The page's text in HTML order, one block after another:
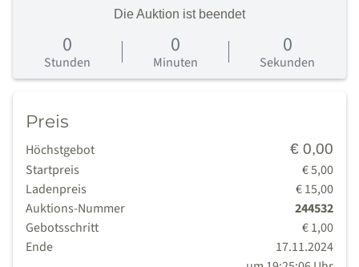
Die Auktion ist beendet
0
Stunden
0
Minuten
0
Sekunden
Preis
Höchstgebot € 0,00
Startpreis
€ 5,00
Ladenpreis
€ 15,00
Auktions-Nummer
244532
Gebotsschritt
€ 1,00
Ende
17.11.2024